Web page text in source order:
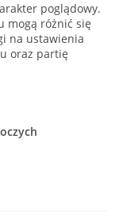
poglądowy.
mogą różnić się
na ustawienia
oraz partię